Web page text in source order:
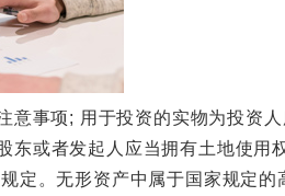
事项; 用于投资的实物为投资
或者发起人应当拥有土地使用
定。无形资产中属于国家规定的